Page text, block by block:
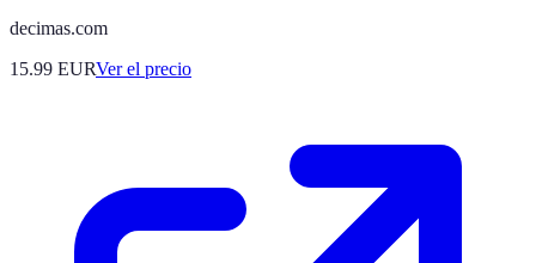
decimas.com
15.99 EURVer el precio